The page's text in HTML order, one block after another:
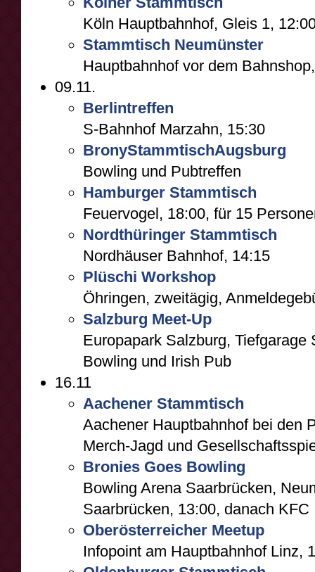
Köln Hauptbahnhof, Gleis 1,
Stammtisch Neumünster
Hauptbahnhof vor dem
09.11.
Berlintreffen
S-Bahnhof Marzahn, 15:30
BronyStammtischAugsburg
Bowling und Pubtreffen
Hamburger Stammtisch
Feuervogel, 18:00, für 15
Nordthüringer Stammtisch
Nordhäuser Bahnhof, 14:15
Plüschi Workshop
Öhringen, zweitägig,
Salzburg Meet-Up
Europapark Salzburg, Tiefgarage
Bowling und Irish Pub
16.11
Aachener Stammtisch
Aachener Hauptbahnhof bei den
Merch-Jagd und
Bronies Goes Bowling
Bowling Arena Saarbrücken,
Saarbrücken, 13:00, danach KFC
Oberösterreicher Meetup
Infopoint am Hauptbahnhof Linz,